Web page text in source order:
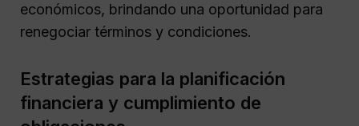
económicos, brindando una oportunidad para
renegociar términos y condiciones.
Estrategias para la planificación
financiera y cumplimiento de